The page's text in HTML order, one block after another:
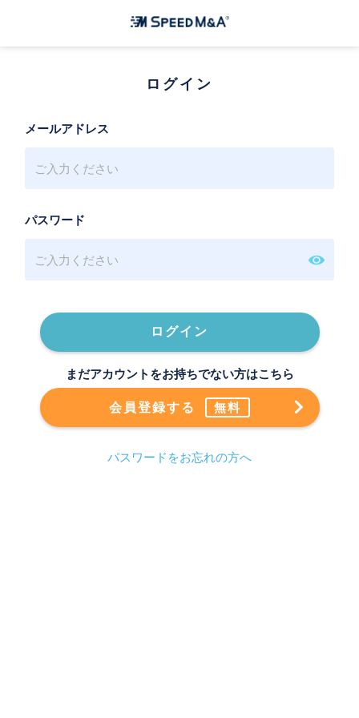
ログイン
メールアドレス
パスワード
ログイン
まだアカウントをお持ちでない方はこちら
会員登録する 無料
パスワードをお忘れの方へ